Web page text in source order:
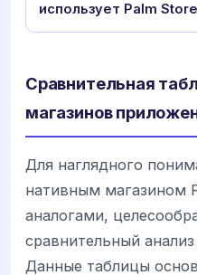
использует Palm
Сравнительная
магазинов
Для наглядного
нативным магазином
аналогами,
сравнительный
Данные таблицы